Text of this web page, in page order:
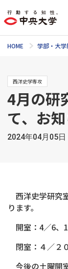
HOME 学部・大
西洋史学専攻
4月の研
て、お
2024年04月05日
西洋史学研究
ります。
開室：4／6
閉室：４／２
今後の土曜開